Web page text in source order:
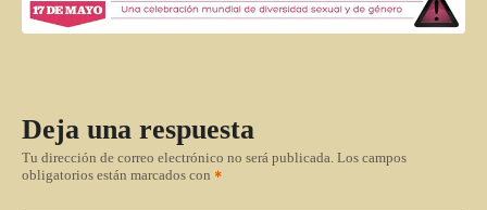
Deja una respuesta
Tu dirección de correo electrónico no será publicada. Los campos
obligatorios están marcados con